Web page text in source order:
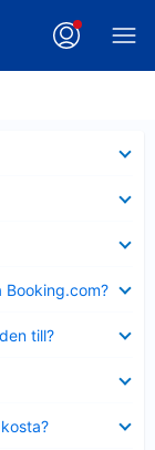
Booking.com?
till?